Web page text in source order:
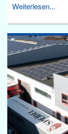
Weiterlesen...